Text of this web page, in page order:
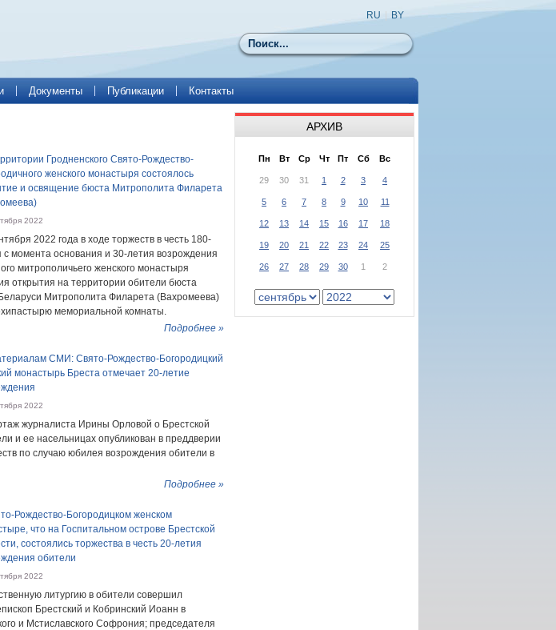
Поиск
RU BY
Документы Публикации Контакты
Гродненского Свято-Рождество-
женского монастыря состоялось
и освящение бюста Митрополита Филарета
2022
2022 года в ходе торжеств в честь 180-
с момента основания и 30-летия возрождения
митрополичьего женского монастыря
открытия на территории обители бюста
Митрополита Филарета (Вахромеева)
мемориальной комнаты.
Подробнее »
СМИ: Свято-Рождество-Богородицкий
монастырь Бреста отмечает 20-летие
2022
журналиста Ирины Орловой о Брестской
и ее насельницах опубликован в преддверии
по случаю юбилея возрождения обители в
Подробнее »
Рождество-Богородицком женском
что на Госпитальном острове Брестской
состоялись торжества в честь 20-летия
обители
2022
литургию в обители совершил
Брестский и Кобринский Иоанн в
и Мстиславского Софрония; председателя
АРХИВ
Пн Вт Ср Чт Пт Сб Вс
29 30 31 1 2 3 4
5 6 7 8 9 10 11
12 13 14 15 16 17 18
19 20 21 22 23 24 25
26 27 28 29 30 1 2